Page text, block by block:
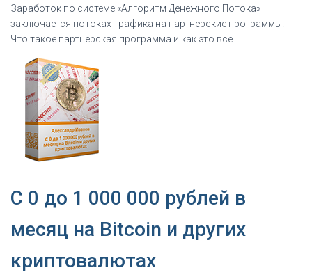
Заработок по системе «Алгоритм Денежного Потока»
заключается потоках трафика на партнерские программы.
Что такое партнерская программа и как это всё …
C 0 до 1 000 000 рублей в
месяц на Bitcoin и других
криптовалютах